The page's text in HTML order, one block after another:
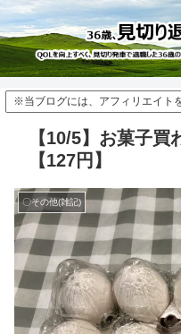
※当ブログには、アフィリエイト
【10/5】お菓子買
【127円】
〇その他(雑記)